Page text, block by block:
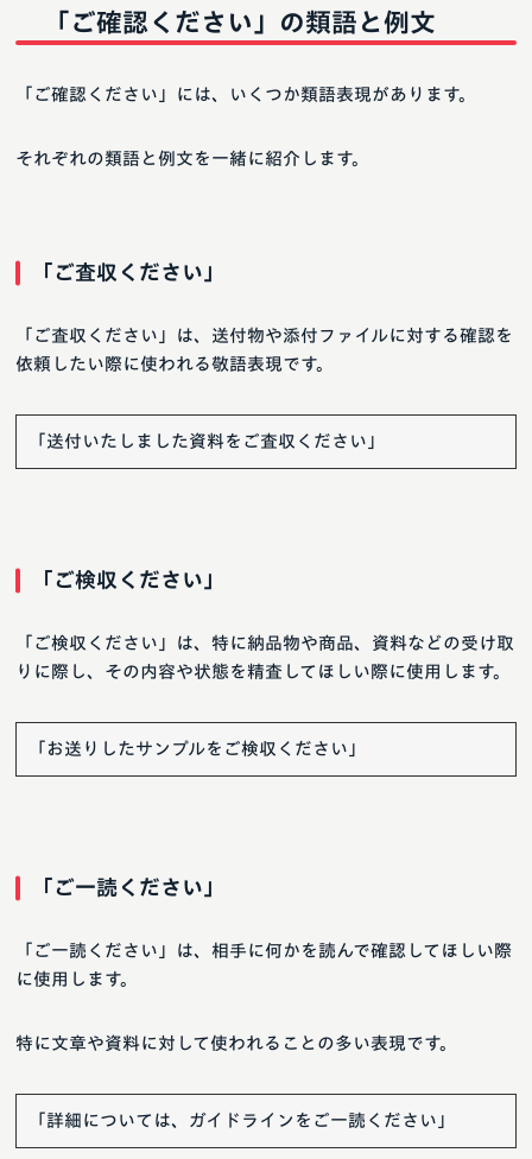
「ご確認ください」の類語と例文
「ご確認ください」には、いくつか類語表現があります。
それぞれの類語と例文を一緒に紹介します。
「ご査収ください」
「ご査収ください」は、送付物や添付ファイルに対する確認を
依頼したい際に使われる敬語表現です。
「送付いたしました資料をご査収ください」
「ご検収ください」
「ご検収ください」は、特に納品物や商品、資料などの受け取
りに際し、その内容や状態を精査してほしい際に使用します。
「お送りしたサンプルをご検収ください」
「ご一読ください」
「ご一読ください」は、相手に何かを読んで確認してほしい際
に使用します。
特に文章や資料に対して使われることの多い表現です。
「詳細については、ガイドラインをご一読ください」